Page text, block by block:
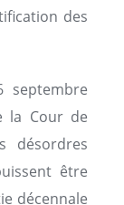
des
la Cour de
désordres
être
décennale